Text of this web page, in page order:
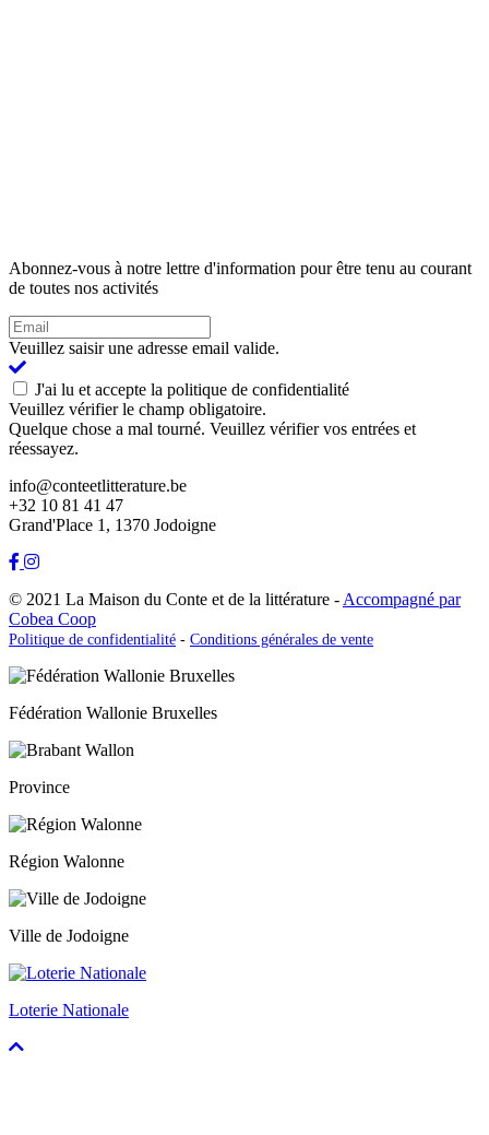
Abonnez-vous à notre lettre d'information pour être tenu au courant
de toutes nos activités
Veuillez saisir une adresse email valide.
J'ai lu et accepte la politique de confidentialité
Veuillez vérifier le champ obligatoire.
Quelque chose a mal tourné. Veuillez vérifier vos entrées et
réessayez.
info@conteetlitterature.be
+32 10 81 41 47
Grand'Place 1, 1370 Jodoigne
© 2021 La Maison du Conte et de la littérature - Accompagné par
Cobea Coop
Politique de confidentialité - Conditions générales de vente
Fédération Wallonie Bruxelles
Province
Région Walonne
Ville de Jodoigne
Loterie Nationale
Faire